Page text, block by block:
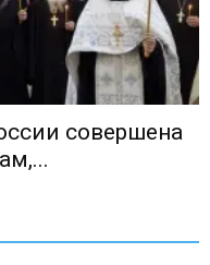
совершена